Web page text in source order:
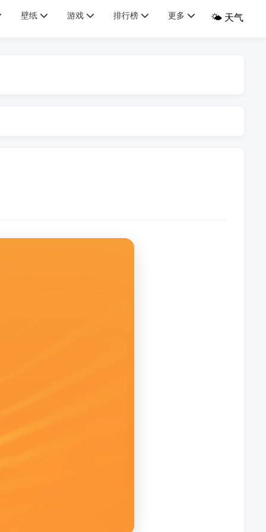
壁纸 游戏 排行榜 更多 🌤️ 天气